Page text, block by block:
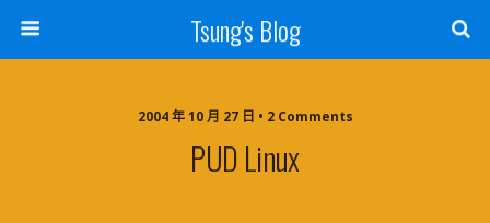
Tsung's Blog
2004 年 10 月 27 日 • 2 Comments
PUD Linux